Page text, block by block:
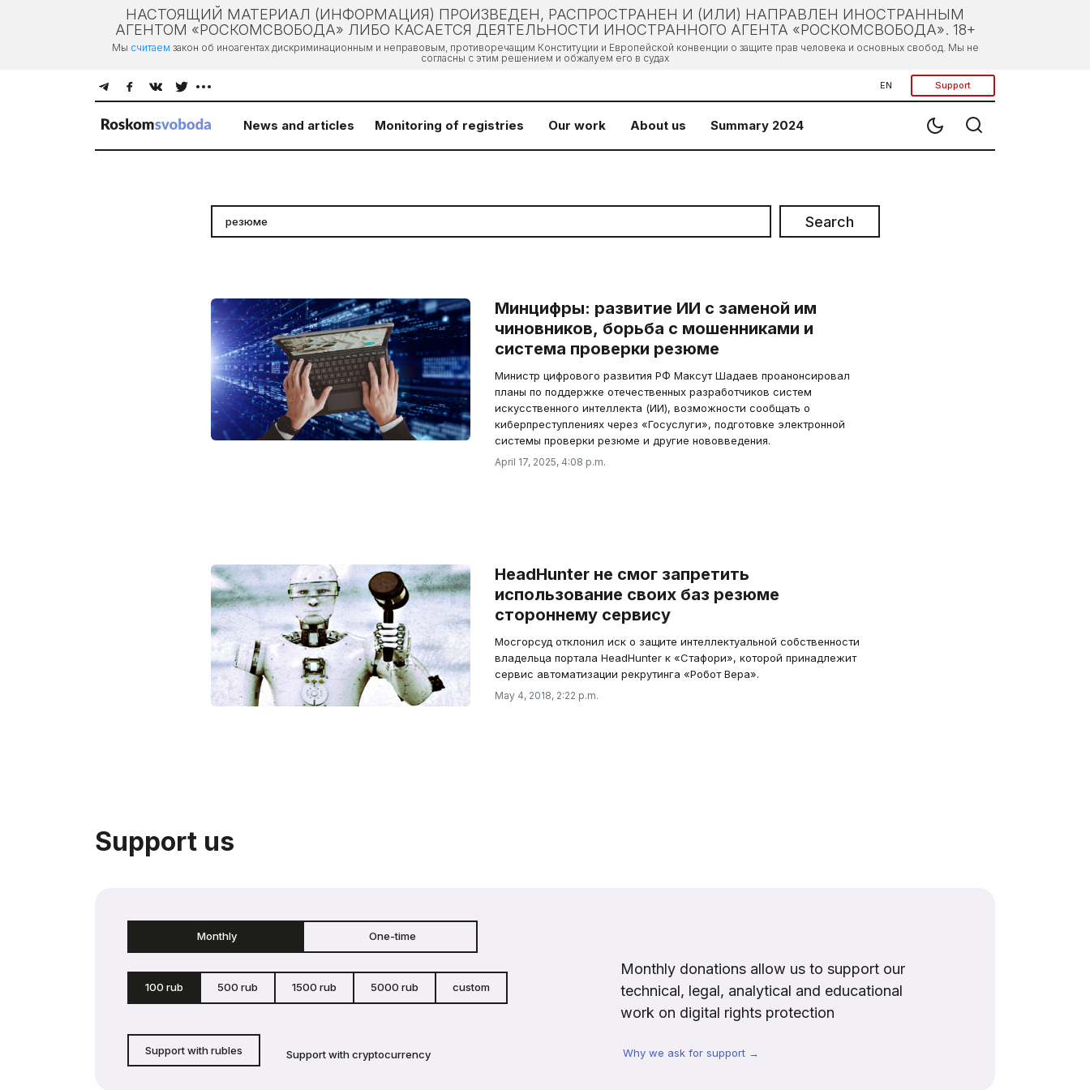
НАСТОЯЩИЙ МАТЕРИАЛ (ИНФОРМАЦИЯ) ПРОИЗВЕДЕН, РАСПРОСТРАНЕН И (ИЛИ) НАПРАВЛЕН ИНОСТРАННЫМ
АГЕНТОМ «РОСКОМСВОБОДА» ЛИБО КАСАЕТСЯ ДЕЯТЕЛЬНОСТИ ИНОСТРАННОГО АГЕНТА «РОСКОМСВОБОДА». 18+
Мы считаем закон об иноагентах дискриминационным и неправовым, противоречащим Конституции и Европейской конвенции о защите прав человека и основных свобод. Мы не
согласны с этим решением и обжалуем его в судах
EN Support
News and articles Monitoring of registries Our work About us Summary 2024
Search
Минцифры: развитие ИИ с заменой им
чиновников, борьба с мошенниками и
система проверки резюме
Министр цифрового развития РФ Максут Шадаев проанонсировал
планы по поддержке отечественных разработчиков систем
искусственного интеллекта (ИИ), возможности сообщать о
киберпреступлениях через «Госуслуги», подготовке электронной
системы проверки резюме и другие нововведения.
April 17, 2025, 4:08 p.m.
HeadHunter не смог запретить
использование своих баз резюме
стороннему сервису
Мосгорсуд отклонил иск о защите интеллектуальной собственности
владельца портала HeadHunter к «Стафори», которой принадлежит
сервис автоматизации рекрутинга «Робот Вера».
May 4, 2018, 2:22 p.m.
Support us
Monthly One-time
100 rub 500 rub 1500 rub 5000 rub custom
Support with rubles Support with cryptocurrency
Monthly donations allow us to support our
technical, legal, analytical and educational
work on digital rights protection
Why we ask for support →